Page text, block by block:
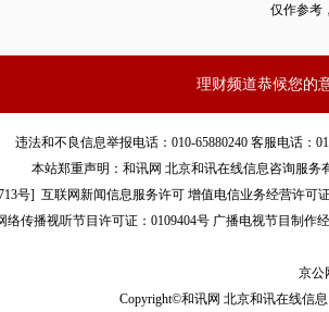
仅作参考
理财频道恭候您的
违法和不良信息举报电话：010-65880240 客服电话：
本站郑重声明：和讯网 北京和讯在线信息咨询服
号]互联网新闻信息服务许可 增值电信业务经营许可
络传播视听节目许可证：0109404号 广播电视节目制作
京公
Copyright©和讯网 北京和讯在线信